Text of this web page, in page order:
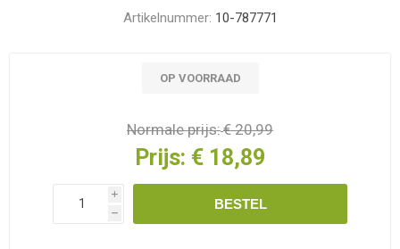
Artikelnummer: 10-787771
OP VOORRAAD
Normale prijs:€ 20,99
Prijs: € 18,89
i
h
BESTEL